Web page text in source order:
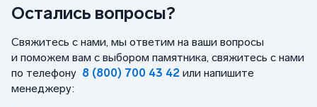
Остались вопросы?
Свяжитесь с нами, мы ответим на ваши вопросы
и поможем вам с выбором памятника, свяжитесь с нами
по телефону 8 (800) 700 43 42 или напишите
менеджеру: